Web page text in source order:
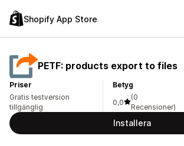
Shopify App Store
PETF: products export to files
Priser
Gratis testversion
tillgänglig
Betyg
0,0
(0
Recensioner)
Installera